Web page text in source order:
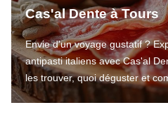
Cas'al Dente à Tours
Envie d'un voyage gustatif ?
antipasti italiens avec Cas'al
les trouver, quoi déguster et